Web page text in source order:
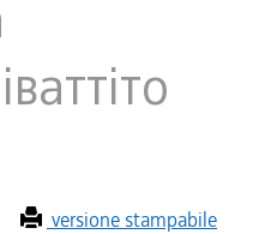
versione stampabile